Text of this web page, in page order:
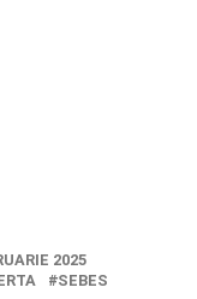
2025
SEBES